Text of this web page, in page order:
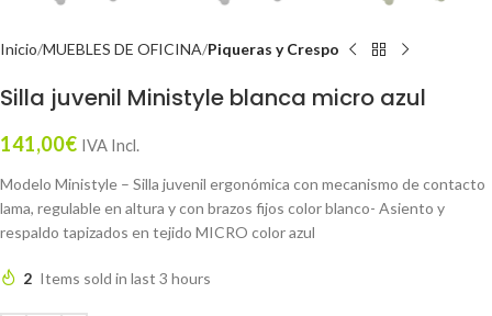
Inicio MUEBLES DE OFICINA Piqueras y Crespo
Silla juvenil Ministyle blanca micro azul
141,00€ IVA Incl.
Modelo Ministyle – Silla juvenil ergonómica con mecanismo de contacto
lama, regulable en altura y con brazos fijos color blanco- Asiento y
respaldo tapizados en tejido MICRO color azul
2 Items sold in last 3 hours